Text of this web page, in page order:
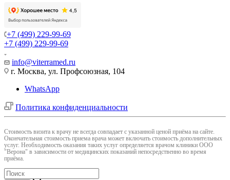
+7 (499) 229-99-69
+7 (499) 229-99-69
info@viterramed.ru
г. Москва, ул. Профсоюзная, 104
WhatsApp
Политика конфиденциальности
Cтоимость визита к врачу не всегда совпадает с указанной ценой приёма на сайте.
Окончательная стоимость приема врача может включать стоимость дополнительных
услуг. Необходимость оказания таких услуг определяется врачом клиники ООО
"Верона" в зависимости от медицинских показаний непосредственно во время
приёма.